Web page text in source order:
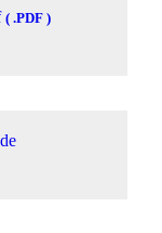
( .PDF )